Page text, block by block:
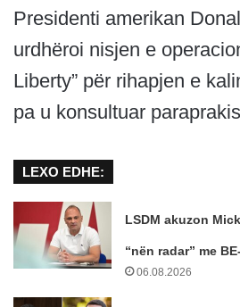
Presidenti amerikan
urdhëroi nisjen e
Liberty” për rihapjen e
pa u konsultuar
LEXO EDHE:
LSDM akuzon
“nën radar” me
06.08.2026